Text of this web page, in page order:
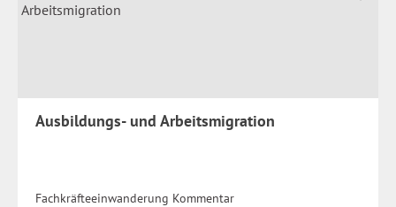
Ausbildungs- und Arbeitsmigration
Fachkräfteeinwanderung Kommentar